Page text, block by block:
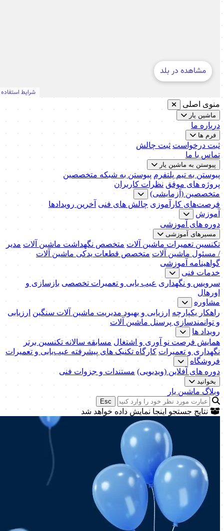
منوی اصلی
ماشین یار
درباره ما
فرم ها
ثبت درخواست ثبت چالش
تماس با ما
پیوستن به ماشین یار
پیوستن به تیم پلتفرم پیوستن به شبکه متخصصین
پروژه های موفق نظرات کاربران
متخصصین (آزمایشی)
فرصت‌های کارآموزی چالش های فنی آخرین رویدادها
آموزش
دوره های آموزشی
مسیرهای آموزشی
تکنسین تعمیرات ماشین آلات متخصص نگهداشت ماشین آلات مدیر
/ مسئول ماشین آلات متخصص قطعات یدکی ماشین آلات
گواهینامه آموزشی
خدمات فنی
سرویس و نگهداری عیب یابی و تعمیرات تخصصی بازسازی و
اورهال
مشاوره
راهکار یکپارچه ارزیابی و بهبود مدیریت ماشین آلات سنگین ارزیابی
و توانمندسازی پرسنل ماشین آلات
رویداد ها
همایش فرصت نو آوری و اشتغال مسابقه سالانه تکنسین برتر
نگهداری و تعمیرات کارگاه تکنیک‌ های پیشرفته عیب‌یابی و تعمیرات
فروشگاه
دوره های آفلاین (ویدیویی) مستندات و جزوات فنی
بخوانید
وبلاگ ماشین یار
Esc
نتایج جستجو اینجا نمایش داده خواهد شد